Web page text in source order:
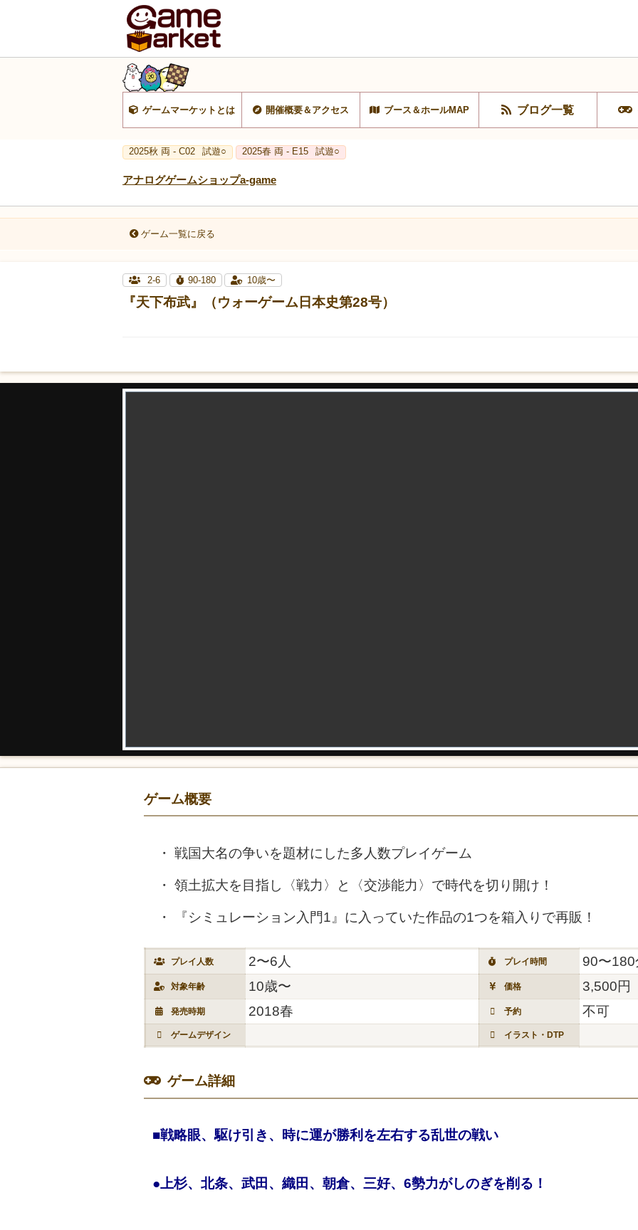
ゲームマーケットとは 開催概要＆アクセス ブース＆ホールMAP ブログ一覧
2025秋 両 - C02 試遊○ 2025春 両 - E15 試遊○
アナログゲームショップa-game
ゲーム一覧に戻る
2-6 90-180 10歳〜
『天下布武』（ウォーゲーム日本史第28号）
ゲーム概要
戦国大名の争いを題材にした多人数プレイゲーム
領土拡大を目指し〈戦力〉と〈交渉能力〉で時代を切り開け！
『シミュレーション入門1』に入っていた作品の1つを箱入りで再販！
プレイ人数 2〜6人 プレイ時間 90〜180
対象年齢 10歳〜 価格 3,500円
発売時期 2018春 予約 不可
ゲームデザイン イラスト・DTP
ゲーム詳細
■戦略眼、駆け引き、時に運が勝利を左右する乱世の戦い
●上杉、北条、武田、織田、朝倉、三好、6勢力がしのぎを削る！